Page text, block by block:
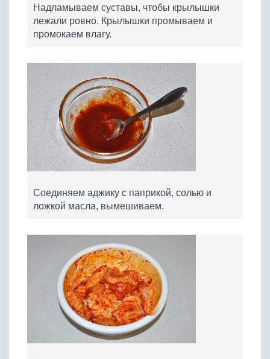
Надламываем суставы, чтобы крылышки
лежали ровно. Крылышки промываем и
промокаем влагу.
Соединяем аджику с паприкой, солью и
ложкой масла, вымешиваем.